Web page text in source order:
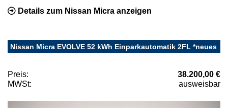
Details zum Nissan Micra anzeigen
Nissan Micra EVOLVE 52 kWh Einparkautomatik 2FL *neues
Preis:
38.200,00 €
MWSt:
ausweisbar